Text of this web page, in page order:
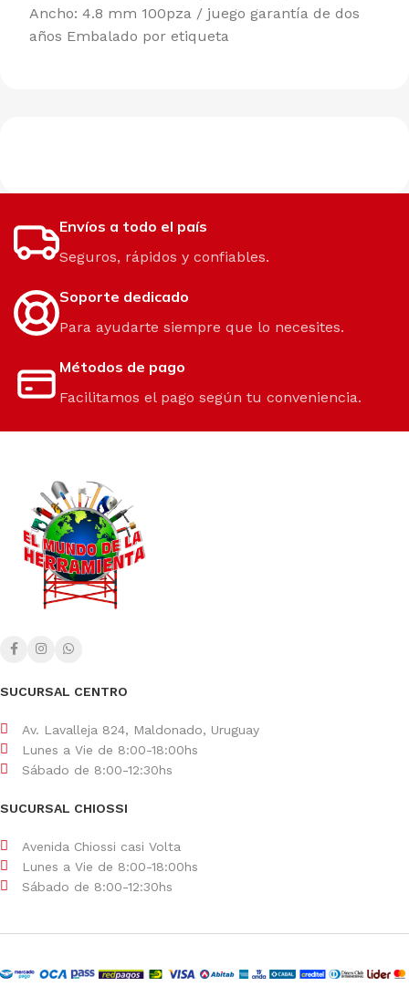
Ancho: 4.8 mm 100pza / juego garantía de dos
años Embalado por etiqueta
Envíos a todo el país
Seguros, rápidos y confiables.
Soporte dedicado
Para ayudarte siempre que lo necesites.
Métodos de pago
Facilitamos el pago según tu conveniencia.
SUCURSAL CENTRO
Av. Lavalleja 824, Maldonado, Uruguay
Lunes a Vie de 8:00-18:00hs
Sábado de 8:00-12:30hs
SUCURSAL CHIOSSI
Avenida Chiossi casi Volta
Lunes a Vie de 8:00-18:00hs
Sábado de 8:00-12:30hs